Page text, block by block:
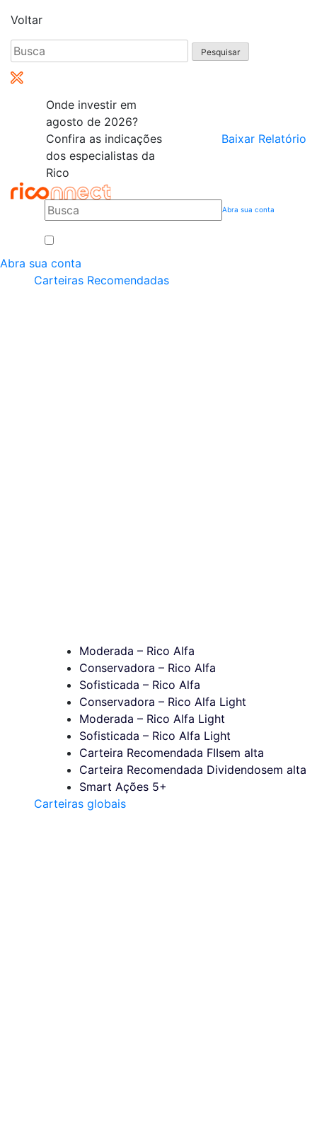
Voltar
Pesquisar
por:
Onde investir em
agosto de 2026?
Confira as indicações
dos especialistas da
Rico
Baixar Relatório
Abra sua conta
Abra sua conta
Carteiras Recomendadas
Moderada – Rico Alfa
Conservadora – Rico Alfa
Sofisticada – Rico Alfa
Conservadora – Rico Alfa Light
Moderada – Rico Alfa Light
Sofisticada – Rico Alfa Light
Carteira Recomendada FIIsem alta
Carteira Recomendada Dividendosem alta
Smart Ações 5+
Carteiras globais